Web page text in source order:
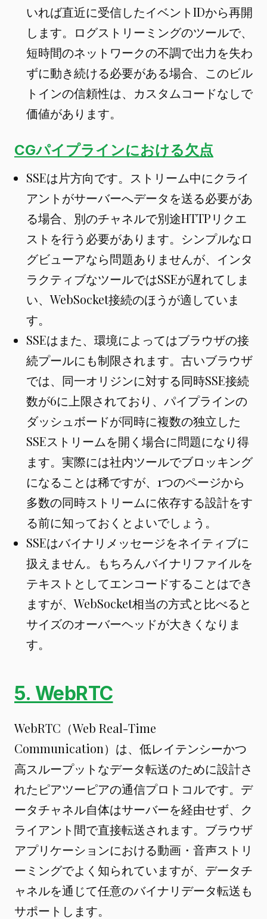
いれば直近に受信したイベントIDから再開
します。ログストリーミングのツールで、
短時間のネットワークの不調で出力を失わ
ずに動き続ける必要がある場合、このビル
トインの信頼性は、カスタムコードなしで
価値があります。
CGパイプラインにおける欠点
SSEは片方向です。ストリーム中にクライ
アントがサーバーへデータを送る必要があ
る場合、別のチャネルで別途HTTPリクエ
ストを行う必要があります。シンプルなロ
グビューアなら問題ありませんが、インタ
ラクティブなツールではSSEが遅れてしま
い、WebSocket接続のほうが適していま
す。
SSEはまた、環境によってはブラウザの接
続プールにも制限されます。古いブラウザ
では、同一オリジンに対する同時SSE接続
数が6に上限されており、パイプラインの
ダッシュボードが同時に複数の独立した
SSEストリームを開く場合に問題になり得
ます。実際には社内ツールでブロッキング
になることは稀ですが、1つのページから
多数の同時ストリームに依存する設計をす
る前に知っておくとよいでしょう。
SSEはバイナリメッセージをネイティブに
扱えません。もちろんバイナリファイルを
テキストとしてエンコードすることはでき
ますが、WebSocket相当の方式と比べると
サイズのオーバーヘッドが大きくなりま
す。
5. WebRTC
WebRTC（Web Real-Time
Communication）は、低レイテンシーかつ
高スループットなデータ転送のために設計さ
れたピアツーピアの通信プロトコルです。デ
ータチャネル自体はサーバーを経由せず、ク
ライアント間で直接転送されます。ブラウザ
アプリケーションにおける動画・音声ストリ
ーミングでよく知られていますが、データチ
ャネルを通じて任意のバイナリデータ転送も
サポートします。